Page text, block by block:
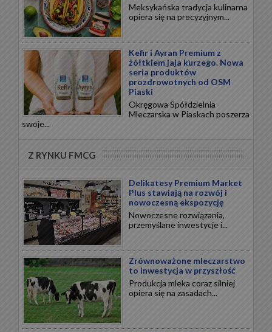
Meksykańska tradycja kulinarna
opiera się na precyzyjnym...
Kefir i Ayran Premium z
żółtkiem jaja kurzego. Nowa
seria produktów
prozdrowotnych od OSM
Piaski
Okręgowa Spółdzielnia
Mleczarska w Piaskach poszerza
swoje...
Z RYNKU FMCG
Delikatesy Premium Market
Plus stawiają na rozwój i
nowoczesną ekspozycję
Nowoczesne rozwiązania,
przemyślane inwestycje i...
Zrównoważone mleczarstwo
to inwestycja w przyszłość
Produkcja mleka coraz silniej
opiera się na zasadach...